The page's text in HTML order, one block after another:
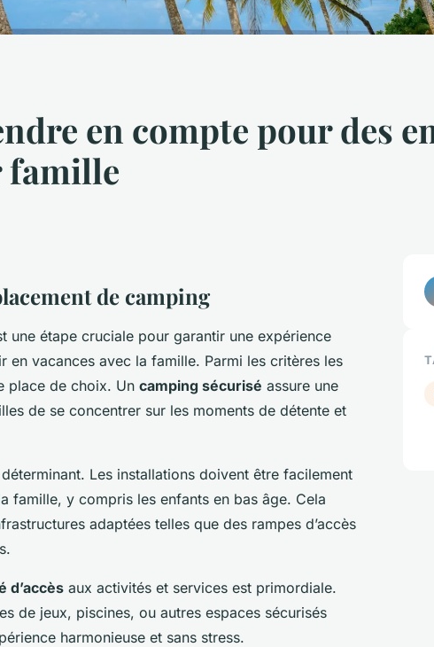
en compte pour des
famille
de camping
une étape cruciale pour garantir une expérience
en vacances avec la famille. Parmi les critères les
place de choix. Un camping sécurisé assure une
de se concentrer sur les moments de détente et
Les installations doivent être facilement
famille, y compris les enfants en bas âge. Cela
adaptées telles que des rampes d’accès
d’accès aux activités et services est primordiale.
de jeux, piscines, ou autres espaces sécurisés
harmonieuse et sans stress.